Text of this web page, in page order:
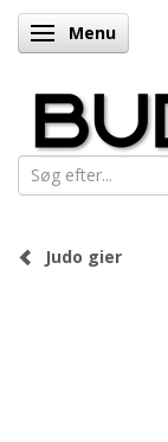
Skifte navigation
Menu
Judo gier